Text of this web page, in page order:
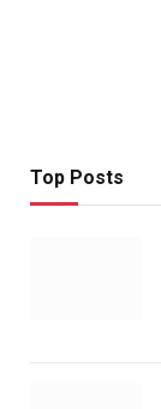
Top Posts